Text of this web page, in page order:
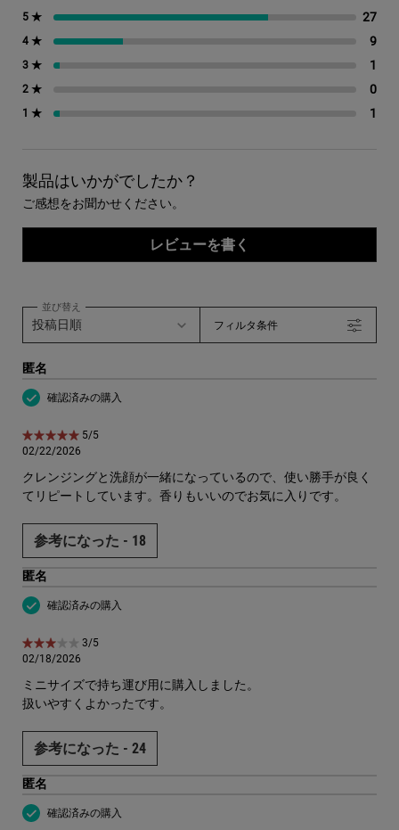
5 ★ 27
4 ★ 9
3 ★ 1
2 ★ 0
1 ★ 1
製品はいかがでしたか？
ご感想をお聞かせください。
レビューを書く
並び替え
フィルタ条件
匿名
確認済みの購入
5星中5。
5/5
02/22/2026
クレンジングと洗顔が一緒になっているので、使い勝手が良く
てリピートしています。香りもいいのでお気に入りです。
参考になった - 18
匿名
確認済みの購入
5星中3。
3/5
02/18/2026
ミニサイズで持ち運び用に購入しました。
扱いやすくよかったです。
参考になった - 24
匿名
確認済みの購入